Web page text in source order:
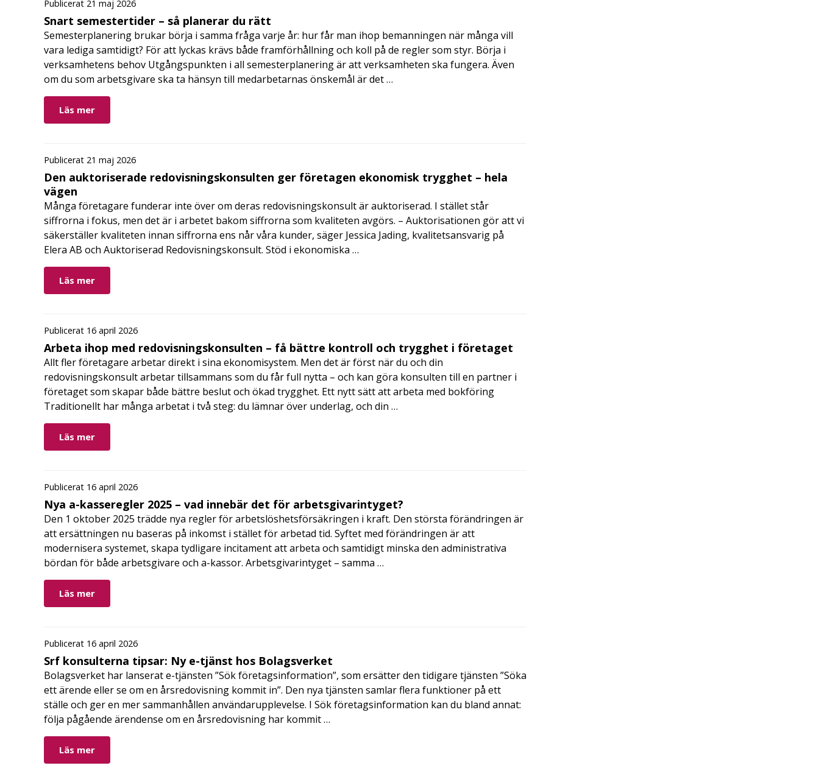
Publicerat 21 maj 2026
Snart semestertider – så planerar du rätt
Semesterplanering brukar börja i samma fråga varje år: hur får man ihop bemanningen när många vill
vara lediga samtidigt? För att lyckas krävs både framförhållning och koll på de regler som styr. Börja i
verksamhetens behov Utgångspunkten i all semesterplanering är att verksamheten ska fungera. Även
om du som arbetsgivare ska ta hänsyn till medarbetarnas önskemål är det …
Läs mer
Publicerat 21 maj 2026
Den auktoriserade redovisningskonsulten ger företagen ekonomisk trygghet – hela
vägen
Många företagare funderar inte över om deras redovisningskonsult är auktoriserad. I stället står
siffrorna i fokus, men det är i arbetet bakom siffrorna som kvaliteten avgörs. – Auktorisationen gör att vi
säkerställer kvaliteten innan siffrorna ens når våra kunder, säger Jessica Jading, kvalitetsansvarig på
Elera AB och Auktoriserad Redovisningskonsult. Stöd i ekonomiska …
Läs mer
Publicerat 16 april 2026
Arbeta ihop med redovisningskonsulten – få bättre kontroll och trygghet i företaget
Allt fler företagare arbetar direkt i sina ekonomisystem. Men det är först när du och din
redovisningskonsult arbetar tillsammans som du får full nytta – och kan göra konsulten till en partner i
företaget som skapar både bättre beslut och ökad trygghet. Ett nytt sätt att arbeta med bokföring
Traditionellt har många arbetat i två steg: du lämnar över underlag, och din …
Läs mer
Publicerat 16 april 2026
Nya a-kasseregler 2025 – vad innebär det för arbetsgivarintyget?
Den 1 oktober 2025 trädde nya regler för arbetslöshetsförsäkringen i kraft. Den största förändringen är
att ersättningen nu baseras på inkomst i stället för arbetad tid. Syftet med förändringen är att
modernisera systemet, skapa tydligare incitament att arbeta och samtidigt minska den administrativa
bördan för både arbetsgivare och a-kassor. Arbetsgivarintyget – samma …
Läs mer
Publicerat 16 april 2026
Srf konsulterna tipsar: Ny e-tjänst hos Bolagsverket
Bolagsverket har lanserat e-tjänsten ”Sök företagsinformation”, som ersätter den tidigare tjänsten ”Söka
ett ärende eller se om en årsredovisning kommit in”. Den nya tjänsten samlar flera funktioner på ett
ställe och ger en mer sammanhållen användarupplevelse. I Sök företagsinformation kan du bland annat:
följa pågående ärendense om en årsredovisning har kommit …
Läs mer